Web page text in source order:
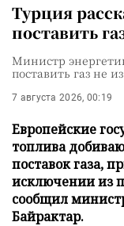
Турция
поставить
Министр
поставить газ не
7 августа 2026, 00:19
Европейские
топлива
поставок газа,
исключении из
сообщил
Байрактар.